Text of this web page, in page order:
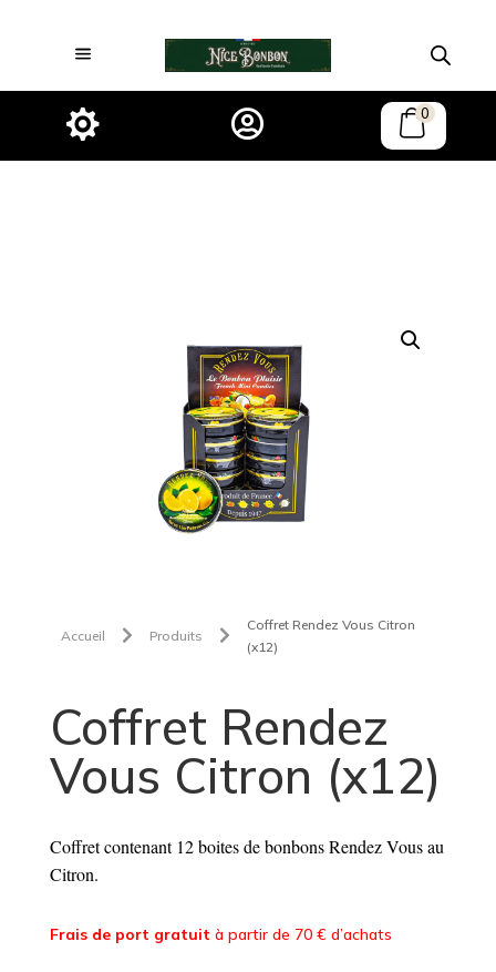
  0
Accueil  Produits 
Coffret Rendez Vous Citron
(x12)
Coffret Rendez
Vous Citron (x12)
Coffret contenant 12 boites de bonbons Rendez Vous au
Citron.
Frais de port gratuit à partir de 70 € d’achats